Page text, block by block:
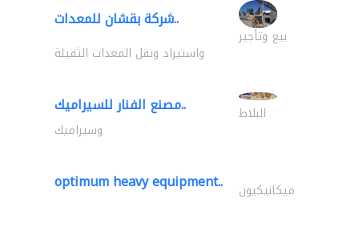
شركة بقشان للمعدات..
بيع وتأجير
واستيراد ونقل المعدات الثقيلة
مصنع الفنار للسيراميك.. البلاط
وسيراميك
optimum heavy equipment.. ميكانيكيون